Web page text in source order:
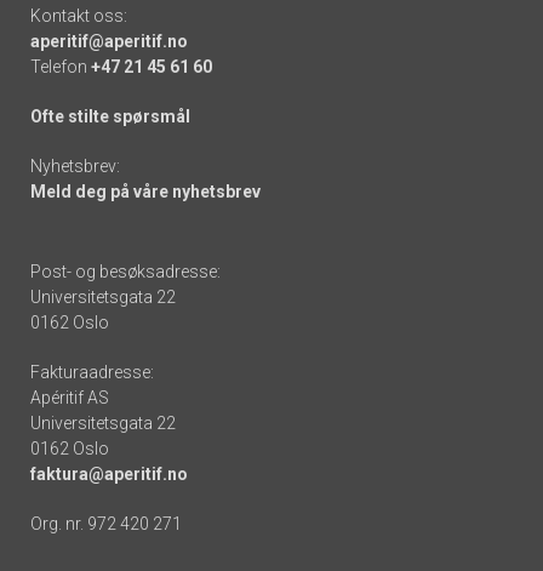
Kontakt oss:
aperitif@aperitif.no
Telefon +47 21 45 61 60
Ofte stilte spørsmål
Nyhetsbrev:
Meld deg på våre nyhetsbrev
Post- og besøksadresse:
Universitetsgata 22
0162 Oslo
Fakturaadresse:
Apéritif AS
Universitetsgata 22
0162 Oslo
faktura@aperitif.no
Org. nr. 972 420 271